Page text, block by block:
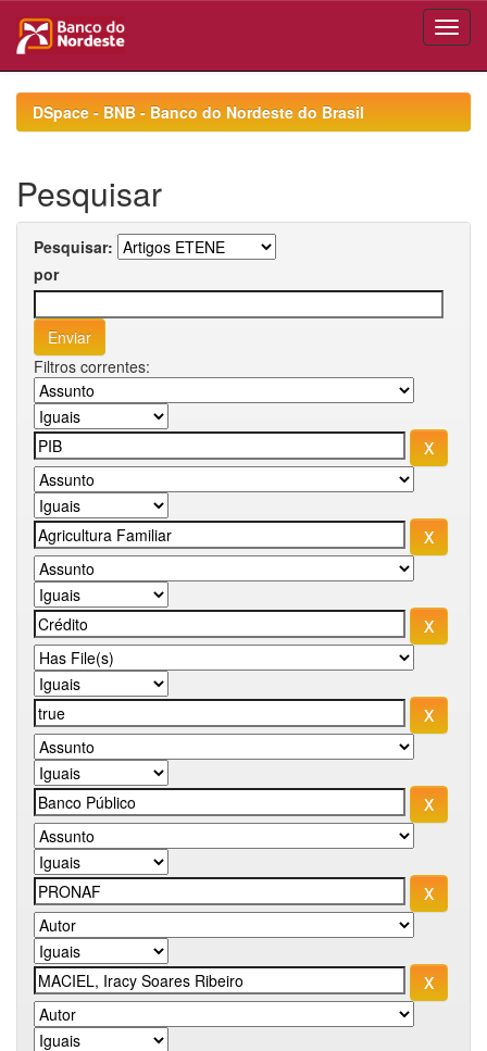
navigationDSpace - BNB - Banco do Nordeste do Brasil
Pesquisar
Pesquisar:
por
Filtros correntes: